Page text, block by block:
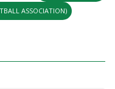
ASSOCIATION)